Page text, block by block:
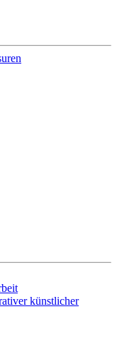
künstlicher